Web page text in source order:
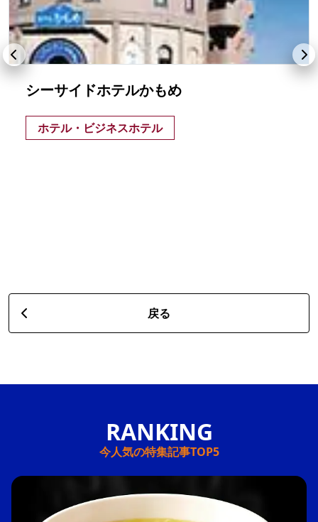
シーサイドホテルかもめ
ホテル・ビジネスホテル
戻る
今人気の特集記事TOP5